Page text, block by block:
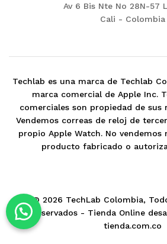
Av 6 Bis Nte No 28N-57
Cali - Colombia
Techlab es una marca de Techlab
marca comercial de Apple Inc.
comerciales son propiedad de sus
Vendemos correas de reloj de
propio Apple Watch. No
producto fabricado o
© 2026 TechLab Colombia,
Reservados - Tienda Online
tienda.com.co